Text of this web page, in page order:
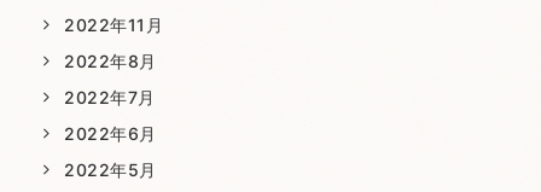
2022年11月
2022年8月
2022年7月
2022年6月
2022年5月